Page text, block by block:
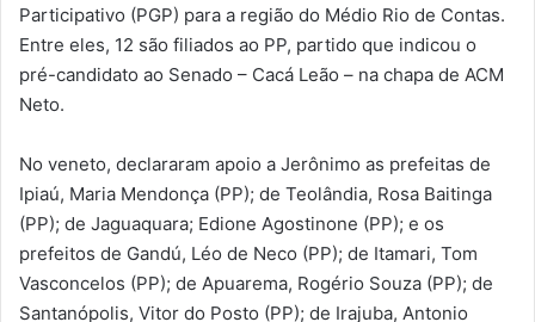
Participativo (PGP) para a região do Médio Rio de Contas.
Entre eles, 12 são filiados ao PP, partido que indicou o
pré-candidato ao Senado – Cacá Leão – na chapa de ACM
Neto.
No veneto, declararam apoio a Jerônimo as prefeitas de
Ipiaú, Maria Mendonça (PP); de Teolândia, Rosa Baitinga
(PP); de Jaguaquara; Edione Agostinone (PP); e os
prefeitos de Gandú, Léo de Neco (PP); de Itamari, Tom
Vasconcelos (PP); de Apuarema, Rogério Souza (PP); de
Santanópolis, Vitor do Posto (PP); de Irajuba, Antonio